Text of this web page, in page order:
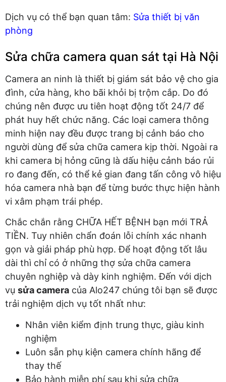
Dịch vụ có thể bạn quan tâm: Sửa thiết bị văn
phòng
Sửa chữa camera quan sát tại Hà Nội
Camera an ninh là thiết bị giám sát bảo vệ cho gia
đình, cửa hàng, kho bãi khỏi bị trộm cắp. Do đó
chúng nên được ưu tiên hoạt động tốt 24/7 để
phát huy hết chức năng. Các loại camera thông
minh hiện nay đều được trang bị cảnh báo cho
người dùng để sửa chữa camera kịp thời. Ngoài ra
khi camera bị hỏng cũng là dấu hiệu cảnh báo rủi
ro đang đến, có thể kẻ gian đang tấn công vô hiệu
hóa camera nhà bạn để từng bước thực hiện hành
vi xâm phạm trái phép.
Chắc chắn rằng CHỮA HẾT BỆNH bạn mới TRẢ
TIỀN. Tuy nhiên chẩn đoán lỗi chính xác nhanh
gọn và giải pháp phù hợp. Để hoạt động tốt lâu
dài thì chỉ có ở những thợ sửa chữa camera
chuyên nghiệp và dày kinh nghiệm. Đến với dịch
vụ sửa camera của Alo247 chúng tôi bạn sẽ được
trải nghiệm dịch vụ tốt nhất như:
Nhân viên kiểm định trung thực, giàu kinh
nghiệm
Luôn sẵn phụ kiện camera chính hãng để
thay thế
Bảo hành miễn phí sau khi sửa chữa